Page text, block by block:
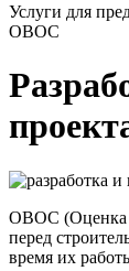
Услуги для
ОВОС
ОВОС (Оценка
перед
время их